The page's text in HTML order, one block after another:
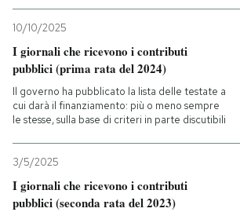
PODCAST
I MIEI PREFERITI
10/10/2025
I giornali che ricevono i contributi
pubblici (prima rata del 2024)
Il governo ha pubblicato la lista delle testate a
cui darà il finanziamento: più o meno sempre
le stesse, sulla base di criteri in parte discutibili
3/5/2025
I giornali che ricevono i contributi
pubblici (seconda rata del 2023)